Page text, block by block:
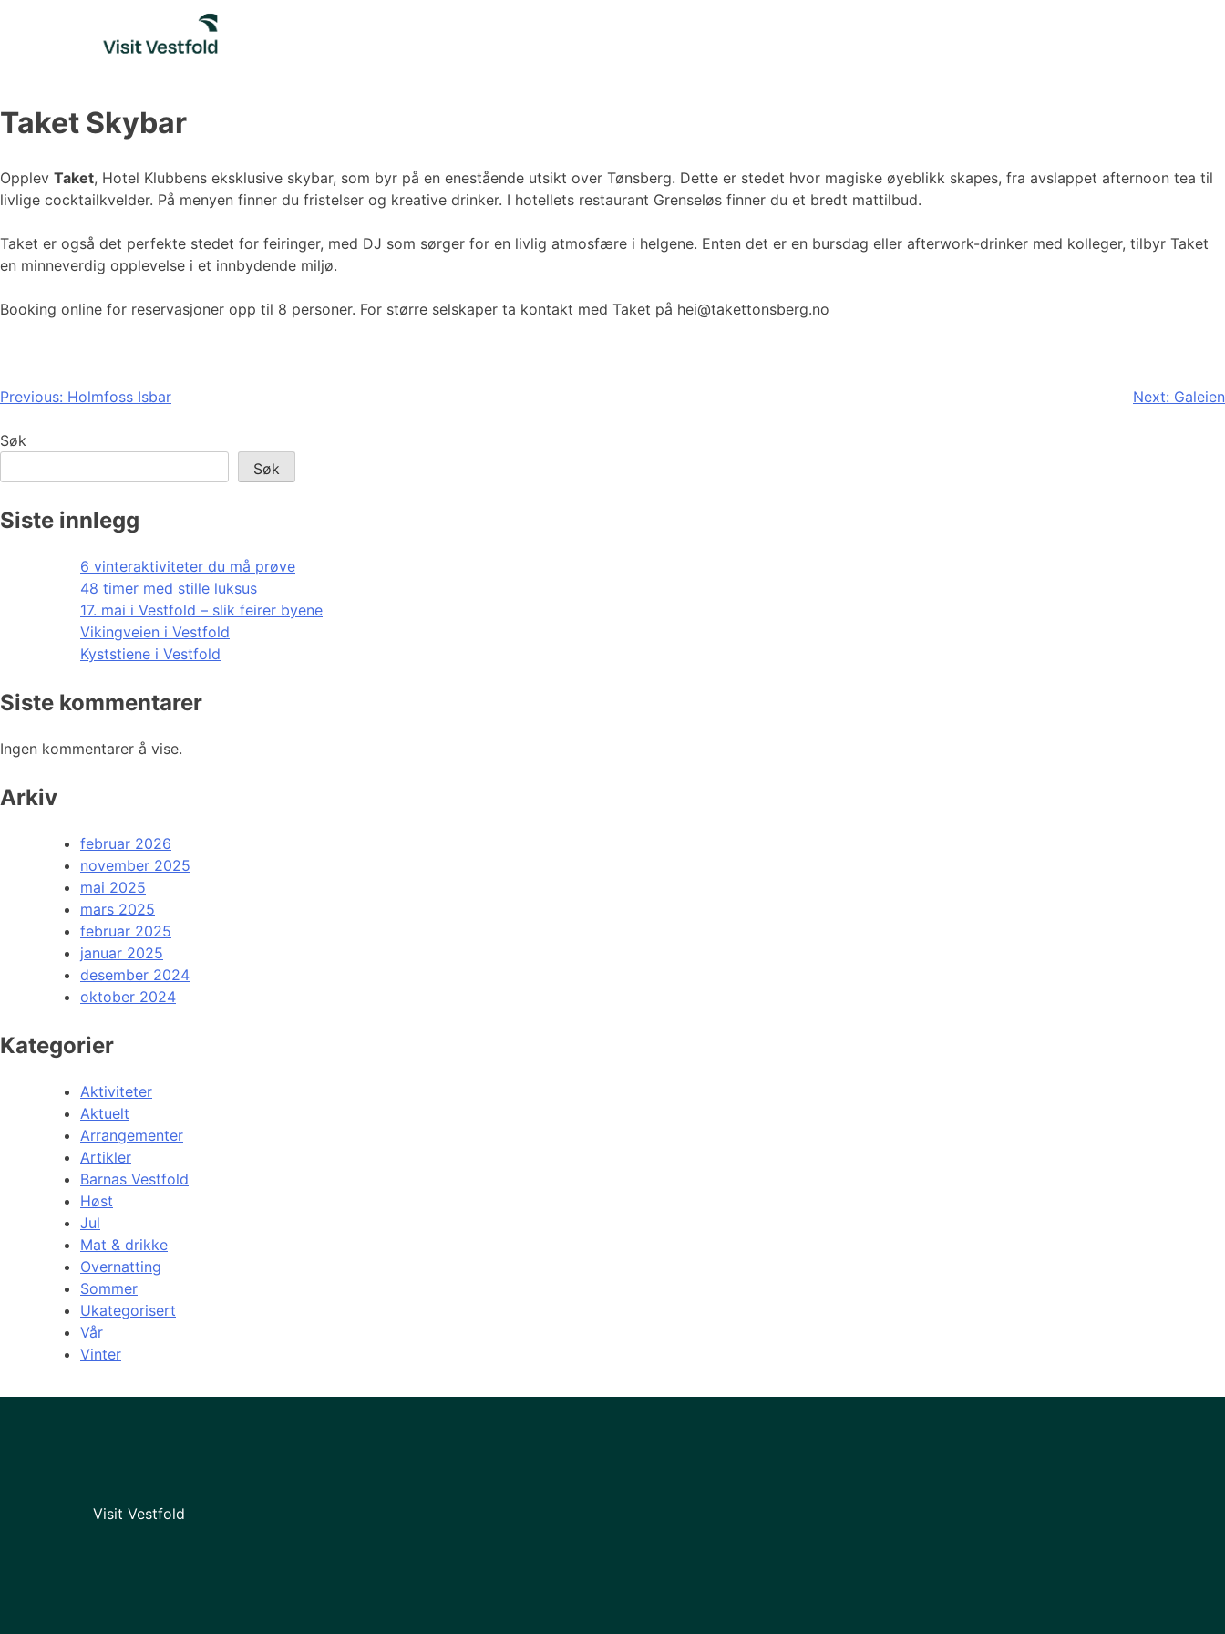
Taket Skybar
Opplev Taket, Hotel Klubbens eksklusive skybar, som byr på en enestående utsikt over Tønsberg. Dette er stedet hvor magiske øyeblikk skapes, fra avslappet afternoon tea til
livlige cocktailkvelder. På menyen finner du fristelser og kreative drinker. I hotellets restaurant Grenseløs finner du et bredt mattilbud.
Taket er også det perfekte stedet for feiringer, med DJ som sørger for en livlig atmosfære i helgene. Enten det er en bursdag eller afterwork-drinker med kolleger, tilbyr Taket
en minneverdig opplevelse i et innbydende miljø.
Booking online for reservasjoner opp til 8 personer. For større selskaper ta kontakt med Taket på hei@takettonsberg.no
Innleggsnavigasjon
Previous: Holmfoss Isbar Next: Galeien
Søk
Søk
Siste innlegg
6 vinteraktiviteter du må prøve
48 timer med stille luksus
17. mai i Vestfold – slik feirer byene
Vikingveien i Vestfold
Kyststiene i Vestfold
Siste kommentarer
Ingen kommentarer å vise.
Arkiv
februar 2026
november 2025
mai 2025
mars 2025
februar 2025
januar 2025
desember 2024
oktober 2024
Kategorier
Aktiviteter
Aktuelt
Arrangementer
Artikler
Barnas Vestfold
Høst
Jul
Mat & drikke
Overnatting
Sommer
Ukategorisert
Vår
Vinter
Visit Vestfold